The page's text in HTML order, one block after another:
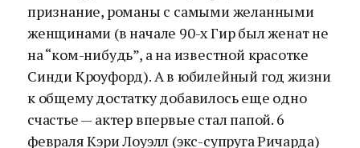
признание, романы с самыми желанными
женщинами (в начале 90-х Гир был женат не
на “ком-нибудь”, а на известной красотке
Синди Кроуфорд). А в юбилейный год жизни
к общему достатку добавилось еще одно
счастье — актер впервые стал папой. 6
февраля Кэри Лоуэлл (экс-супруга Ричарда)